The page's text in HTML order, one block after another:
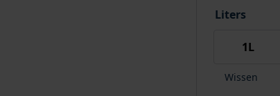
Liters
1L
Wissen